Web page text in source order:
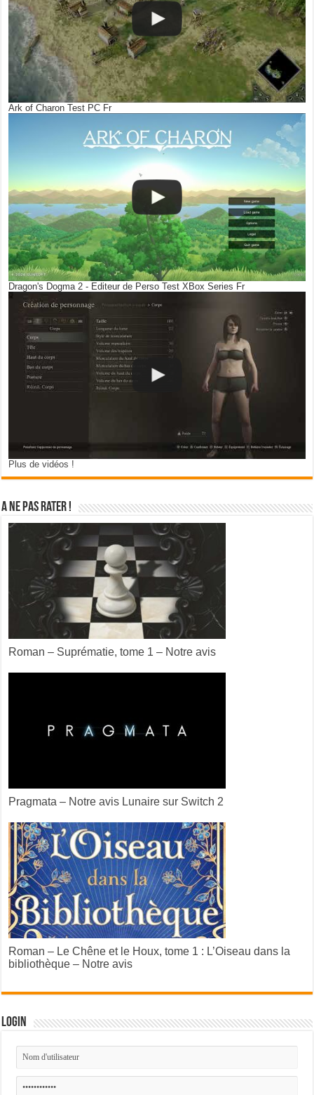
Ark of Charon Test PC Fr
Dragon's Dogma 2 - Editeur de Perso Test XBox Series Fr
Plus de vidéos !
A ne pas rater !
Roman – Suprématie, tome 1 – Notre avis
Pragmata – Notre avis Lunaire sur Switch 2
Roman – Le Chêne et le Houx, tome 1 : L’Oiseau dans la
bibliothèque – Notre avis
Login